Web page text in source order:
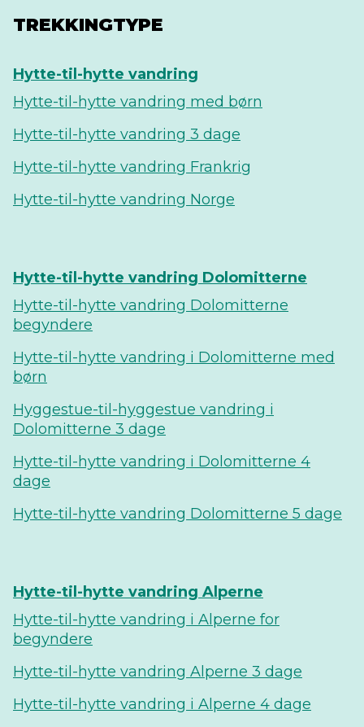
TREKKINGTYPE
Hytte-til-hytte vandring
Hytte-til-hytte vandring med børn
Hytte-til-hytte vandring 3 dage
Hytte-til-hytte vandring Frankrig
Hytte-til-hytte vandring Norge
Hytte-til-hytte vandring Dolomitterne
Hytte-til-hytte vandring Dolomitterne
begyndere
Hytte-til-hytte vandring i Dolomitterne med
børn
Hyggestue-til-hyggestue vandring i
Dolomitterne 3 dage
Hytte-til-hytte vandring i Dolomitterne 4
dage
Hytte-til-hytte vandring Dolomitterne 5 dage
Hytte-til-hytte vandring Alperne
Hytte-til-hytte vandring i Alperne for
begyndere
Hytte-til-hytte vandring Alperne 3 dage
Hytte-til-hytte vandring i Alperne 4 dage